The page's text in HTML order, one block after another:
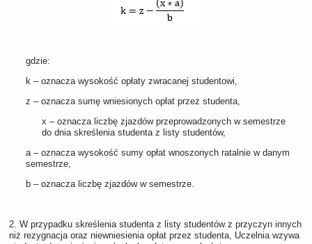
gdzie:
k – oznacza wysokość opłaty zwracanej studentowi,
z – oznacza sumę wniesionych opłat przez studenta,
x – oznacza liczbę zjazdów przeprowadzonych w semestrze
do dnia skreślenia studenta z listy studentów,
a – oznacza wysokość sumy opłat wnoszonych ratalnie w danym
semestrze,
b – oznacza liczbę zjazdów w semestrze.
2. W przypadku skreślenia studenta z listy studentów z przyczyn innych
niż rezygnacja oraz niewniesienia opłat przez studenta, Uczelnia wzywa